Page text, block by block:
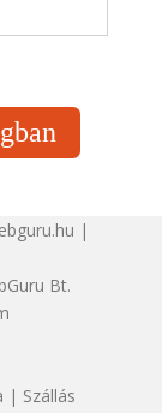
|
Bt.
| Szállás